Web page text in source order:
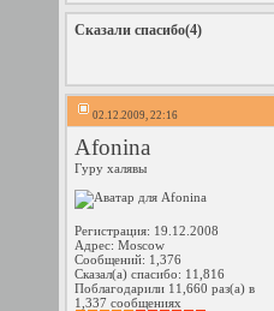
Сказали спасибо(4)
02.12.2009, 22:16
Afonina
Гуру халявы
Регистрация: 19.12.2008
Адрес: Moscow
Сообщений: 1,376
Сказал(а) спасибо: 11,816
Поблагодарили 11,660 раз(а) в
1,337 сообщениях